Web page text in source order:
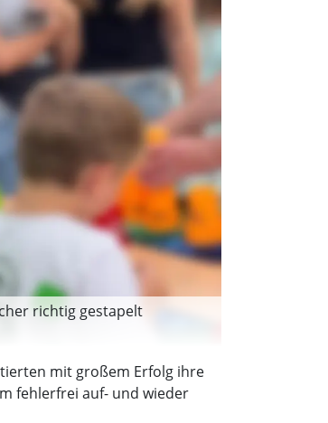
richtig gestapelt
mit großem Erfolg ihre
fehlerfrei auf- und wieder